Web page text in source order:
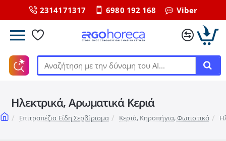
2314171317 6980 192 168 Viber
Αναζήτηση
δύναμη
του
ΑΙ...
Ηλεκτρικά, Αρωματικά Κεριά
homeΕπιτραπέζια Είδη Σερβίρισμα Κεριά, Κηροπήγια, Φωτιστικά